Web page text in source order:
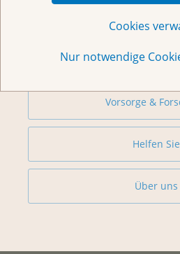
Cookies
Nur notwendige
Begegnungszentrum
Vorsorge &
Helfen Sie
Über uns